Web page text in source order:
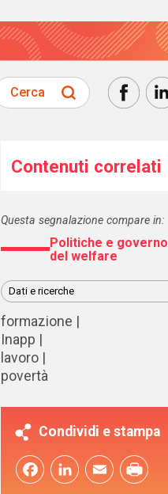
Cerca
Contenuti correlati
Questa segnalazione compare in:
Politiche e governo
del welfare
Dati e ricerche
formazione
Inapp
lavoro
povertà
Condividi e stampa
FacebookLinkedInEmail